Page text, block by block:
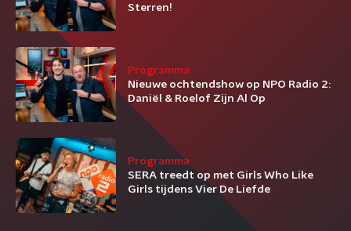
Sterren!
Programma
Nieuwe ochtendshow op NPO Radio 2:
Daniël & Roelof Zijn Al Op
Programma
SERA treedt op met Girls Who Like
Girls tijdens Vier De Liefde